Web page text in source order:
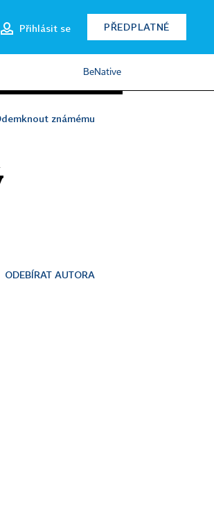
Přihlásit se PŘEDPLATNÉ
BeNative
známému
ODEBÍRAT AUTORA